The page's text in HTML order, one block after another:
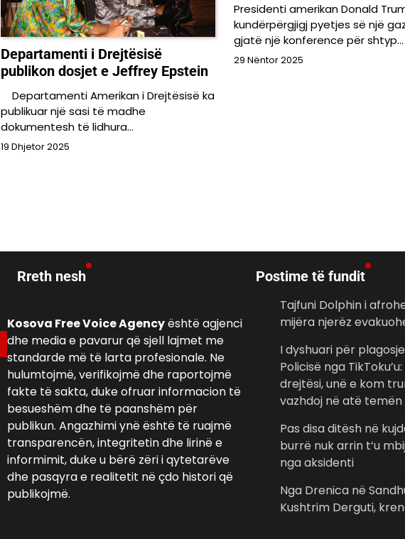
Departamenti i Drejtësisë
publikon dosjet e Jeffrey Epstein
Departamenti Amerikan i Drejtësisë ka
publikuar një sasi të madhe
dokumentesh të lidhura…
19 Dhjetor 2025
Presidenti amerikan Donald
kundërpërgjigj pyetjes së një
gjatë një konference për shtyp…
29 Nëntor 2025
Rreth nesh
Kosova Free Voice Agencyështë agjenci
dhe media e pavarur që sjell lajmet me
standarde më të larta profesionale. Ne
hulumtojmë, verifikojmë dhe raportojmë
fakte të sakta, duke ofruar informacion të
besueshëm dhe të paanshëm për
publikun. Angazhimi ynë është të ruajmë
transparencën, integritetin dhe lirinë e
informimit, duke u bërë zëri i qytetarëve
dhe pasqyra e realitetit në çdo histori që
publikojmë.
Postime të fundit
Tajfuni Dolphin i
mijëra njerëz
I dyshuari për plagosje
Policisë nga TikToku’u:
drejtësi, unë e kom
vazhdoj në atë
Pas disa ditësh në
burrë nuk arrin t’u
nga aksidenti
Nga Drenica në
Kushtrim Derguti,